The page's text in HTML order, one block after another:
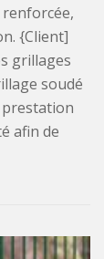
{Client]
grillages
soudé
afin de